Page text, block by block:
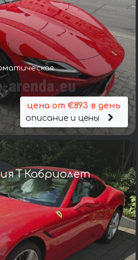
цена от €893 в день
описание и цены
Т Кабриолет